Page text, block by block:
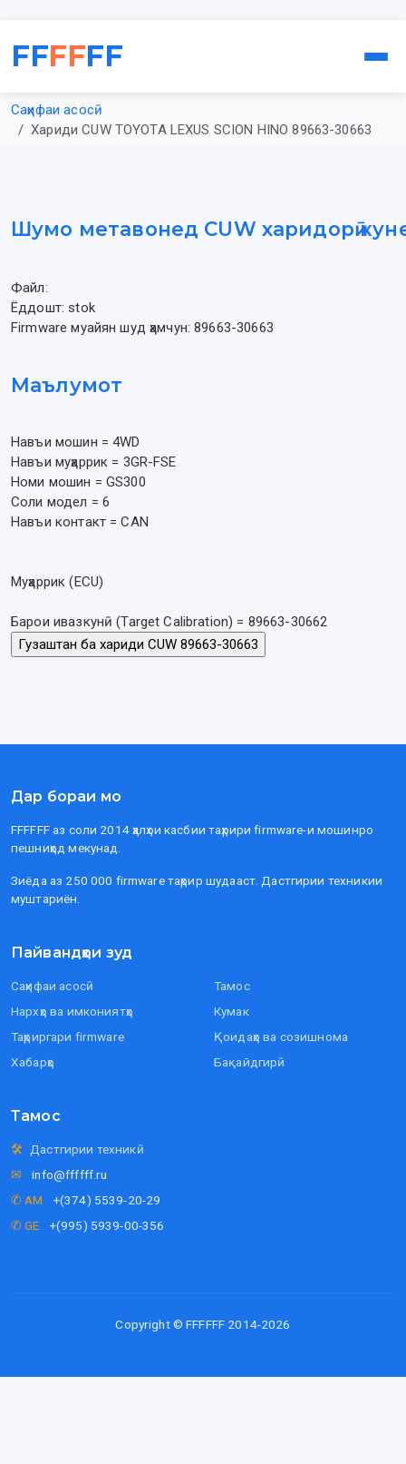
FFFFFF
Саҳифаи асосӣ
Хариди CUW TOYOTA LEXUS SCION HINO 89663-30663
Шумо метавонед CUW харидорӣ
Файл:
Ёддошт: stok
Firmware муайян шуд ҳамчун: 89663-30663
Маълумот
Навъи мошин = 4WD
Навъи муҳаррик = 3GR-FSE
Номи мошин = GS300
Соли модел = 6
Навъи контакт = CAN
Муҳаррик (ECU)
Барои ивазкунӣ (Target Calibration) = 89663-30662
Дар бораи мо
FFFFFF аз соли 2014 ҳалҳои касбии таҳрири firmware-и мошинро
пешниҳод мекунад.
Зиёда аз 250 000 firmware таҳрир шудааст. Дастгирии техникии
муштариён.
Пайвандҳои зуд
Саҳифаи асосӣ
Нархҳо ва имкониятҳо
Таҳриргари firmware
Хабарҳо
Тамос
Кумак
Қоидаҳо ва созишнома
Бақайдгирӣ
Тамос
🛠
Дастгирии техникӣ
✉
info@ffffff.ru
✆ AM
+(374) 5539-20-29
✆ GE
+(995) 5939-00-356
Copyright © FFFFFF 2014-2026